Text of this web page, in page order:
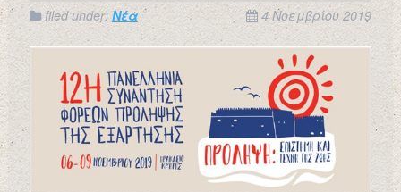
4 Νοεμβρίου 2019
filed under: Νέα